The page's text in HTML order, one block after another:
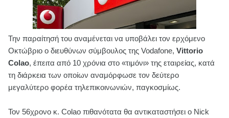
Την παραίτησή του αναμένεται να υποβάλει τον ερχόμενο
Οκτώβριο ο διευθύνων σύμβουλος της Vodafone, Vittorio
Colao, έπειτα από 10 χρόνια στο «τιμόνι» της εταιρείας, κατά
τη διάρκεια των οποίων αναμόρφωσε τον δεύτερο
μεγαλύτερο φορέα τηλεπικοινωνιών, παγκοσμίως.
Τον 56χρονο κ. Colao πιθανότατα θα αντικαταστήσει ο Nick